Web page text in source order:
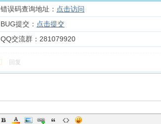
错误码查询地址： 点击访问
BUG提交： 点击提交
QQ交流群：281079920
回复